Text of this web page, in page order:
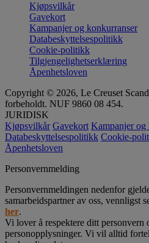
Kjøpsvilkår
Gavekort
Kampanjer og konkurranser
Databeskyttelsespolitikk
Cookie-politikk
Tilgjengelighetserklæring
Åpenhetsloven
Copyright © 2026, Le Creuset
forbeholdt. NUF 9860 08 454.
JURIDISK
Kjøpsvilkår Gavekort Kampanjer og
Databeskyttelsespolitikk Cookie-
Åpenhetsloven
Personvernmelding
Personvernmeldingen nedenfor
samarbeidspartner av oss, vennligst
her.
Vi lover å respektere ditt personvern
personopplysninger. Vi vil alltid